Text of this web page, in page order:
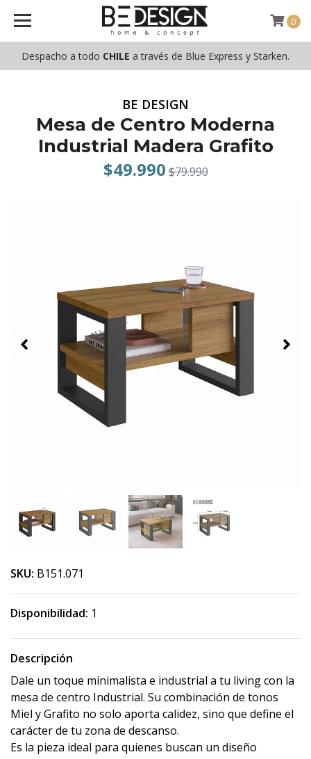
Despacho a todo CHILE a través de Blue Express y Starken.
0
BE DESIGN
Mesa de Centro Moderna
Industrial Madera Grafito
$49.990 $79.990
SKU: B151.071
Disponibilidad: 1
Descripción
Dale un toque minimalista e industrial a tu living con la
mesa de centro Industrial. Su combinación de tonos
Miel y Grafito no solo aporta calidez, sino que define el
carácter de tu zona de descanso.
Es la pieza ideal para quienes buscan un diseño